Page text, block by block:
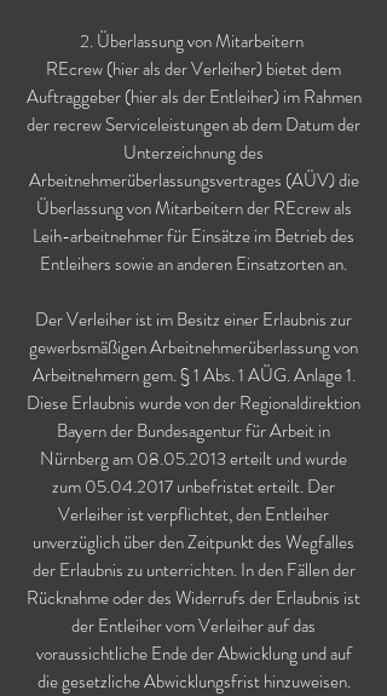
2. Überlassung von Mitarbeitern
REcrew (hier als der Verleiher) bietet dem
Auftraggeber (hier als der Entleiher) im Rahmen
der recrew Serviceleistungen ab dem Datum der
Unterzeichnung des
Arbeitnehmerüberlassungsvertrages (AÜV) die
Überlassung von Mitarbeitern der REcrew als
Leih-arbeitnehmer für Einsätze im Betrieb des
Entleihers sowie an anderen Einsatzorten an.
Der Verleiher ist im Besitz einer Erlaubnis zur
gewerbsmäßigen Arbeitnehmerüberlassung von
Arbeitnehmern gem. § 1 Abs. 1 AÜG. Anlage 1.
Diese Erlaubnis wurde von der Regionaldirektion
Bayern der Bundesagentur für Arbeit in
Nürnberg am08.05.2013erteilt und wurde
zum05.04.2017unbefristet erteilt. Der
Verleiher ist verpflichtet, den Entleiher
unverzüglich über den Zeitpunkt des Wegfalles
der Erlaubnis zu unterrichten. In den Fällen der
Rücknahme oder des Widerrufs der Erlaubnis ist
der Entleiher vom Verleiher auf das
voraussichtliche Ende der Abwicklung und auf
die gesetzliche Abwicklungsfrist hinzuweisen.